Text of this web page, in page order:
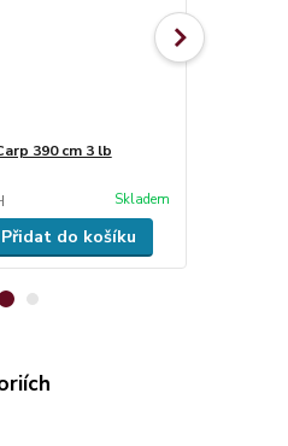
390 cm 3 lb
Skladem
Přidat do košíku